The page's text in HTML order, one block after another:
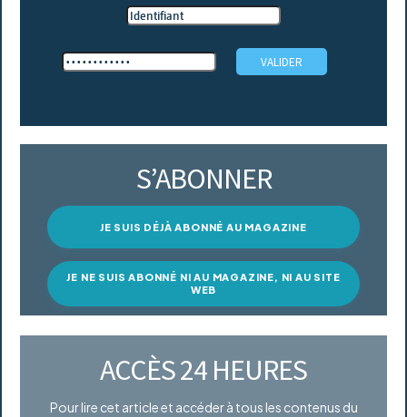
S’ABONNER
JE SUIS DÉJÀ ABONNÉ AU MAGAZINE
JE NE SUIS ABONNÉ NI AU MAGAZINE, NI AU SITE
WEB
ACCÈS 24 HEURES
Pour lire cet article et accéder à tous les contenus du